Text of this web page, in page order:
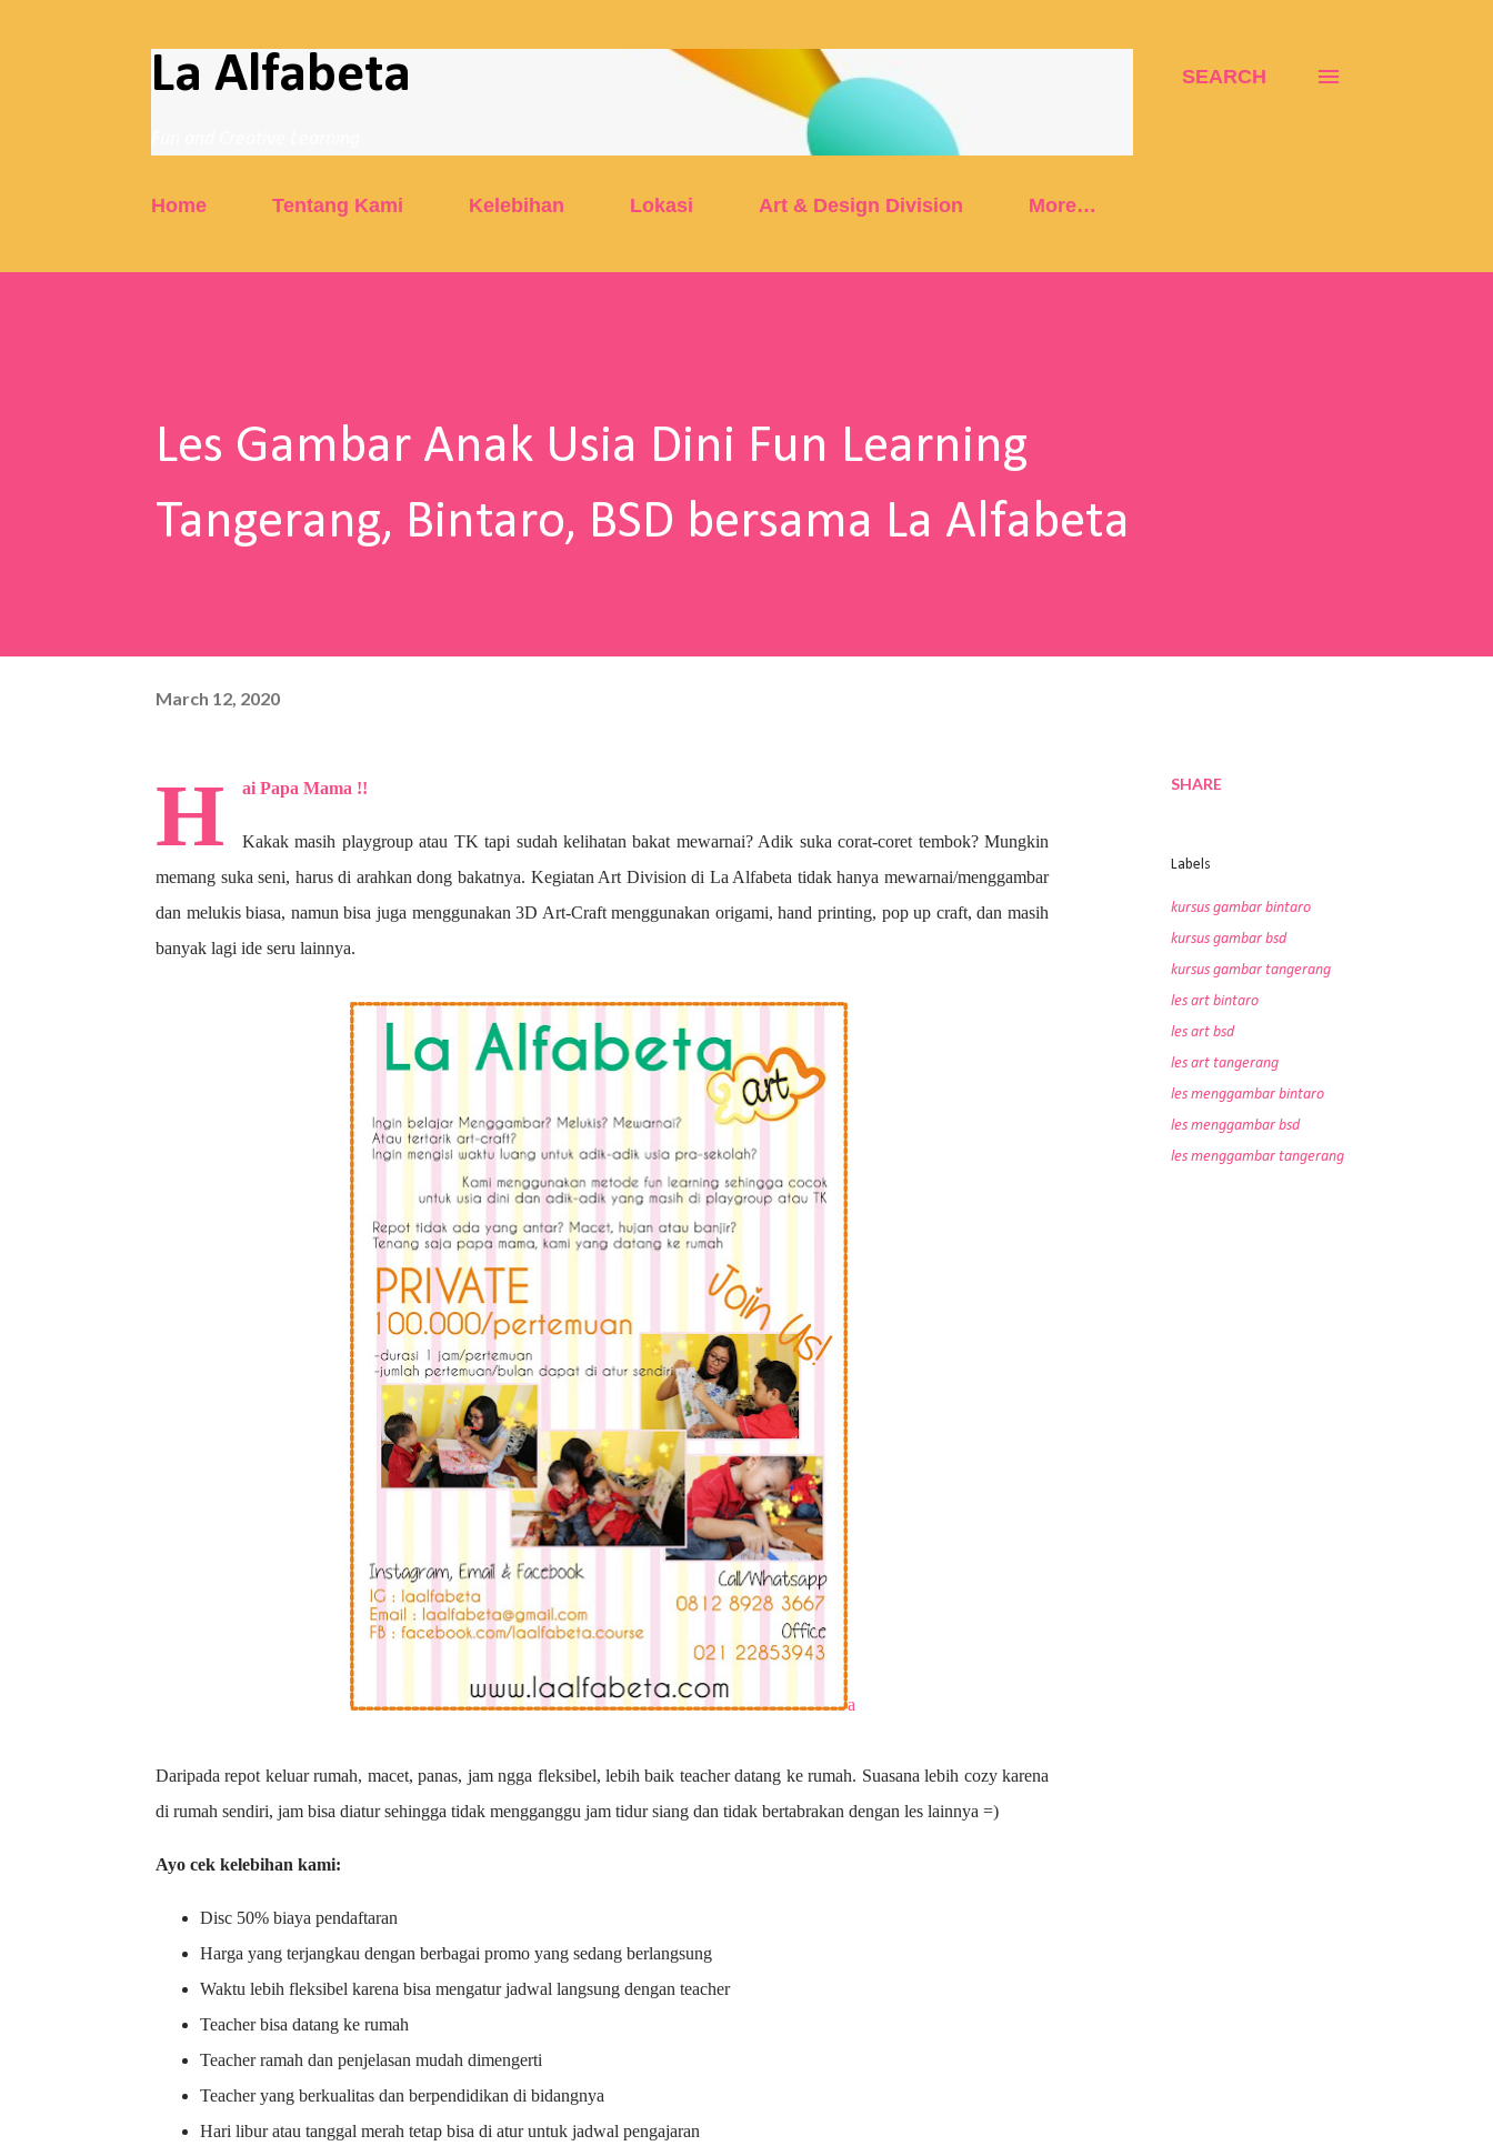
La Alfabeta SEARCH
Home Tentang Kami Kelebihan Lokasi Art & Design Division More…
Les Gambar Anak Usia Dini Fun Learning
Tangerang, Bintaro, BSD bersama La Alfabeta
March 12, 2020
H ai Papa Mama !!
Kakak masih playgroup atau TK tapi sudah kelihatan bakat mewarnai? Adik suka corat-coret tembok? Mungkin
memang suka seni, harus di arahkan dong bakatnya. Kegiatan Art Division di La Alfabeta tidak hanya mewarnai/menggambar
dan melukis biasa, namun bisa juga menggunakan 3D Art-Craft menggunakan origami, hand printing, pop up craft, dan masih
banyak lagi ide seru lainnya.
a
Daripada repot keluar rumah, macet, panas, jam ngga fleksibel, lebih baik teacher datang ke rumah. Suasana lebih cozy karena
di rumah sendiri, jam bisa diatur sehingga tidak mengganggu jam tidur siang dan tidak bertabrakan dengan les lainnya =)
Ayo cek kelebihan kami:
Disc 50% biaya pendaftaran
Harga yang terjangkau dengan berbagai promo yang sedang berlangsung
Waktu lebih fleksibel karena bisa mengatur jadwal langsung dengan teacher
Teacher bisa datang ke rumah
Teacher ramah dan penjelasan mudah dimengerti
Teacher yang berkualitas dan berpendidikan di bidangnya
Hari libur atau tanggal merah tetap bisa di atur untuk jadwal pengajaran
SHARE
Labels
kursus gambar bintaro
kursus gambar bsd
kursus gambar tangerang
les art bintaro
les art bsd
les art tangerang
les menggambar bintaro
les menggambar bsd
les menggambar tangerang